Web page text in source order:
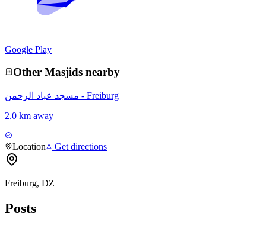
Google Play
Other Masjids nearby
مسجد عباد الرحمن - Freiburg
2.0 km away
Location Get directions
Freiburg, DZ
Posts